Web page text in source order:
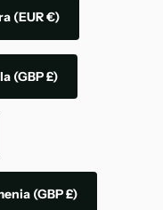
(EUR €)
(GBP £)
(GBP £)